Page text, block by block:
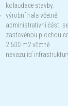
kolaudace stavby.
výrobní hala včetně
administrativní části se
zastavěnou plochou
2.500 m2 včetně
navazující